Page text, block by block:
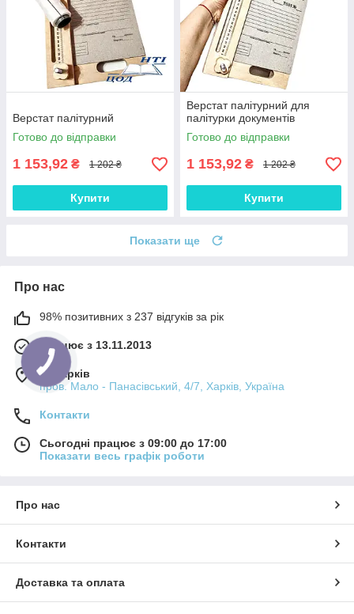
Верстат палітурний
Готово до відправки
1 153,92 ₴ 1 202 ₴
Купити
Верстат палітурний для
палітурки документів
Готово до відправки
1 153,92 ₴ 1 202 ₴
Купити
Показати ще
Про нас
98% позитивних з 237 відгуків за рік
Працює з 13.11.2013
м. Харків
пров. Мало - Панасівський, 4/7, Харків, Україна
Контакти
Сьогодні працює з 09:00 до 17:00
Показати весь графік роботи
Про нас
Контакти
Доставка та оплата